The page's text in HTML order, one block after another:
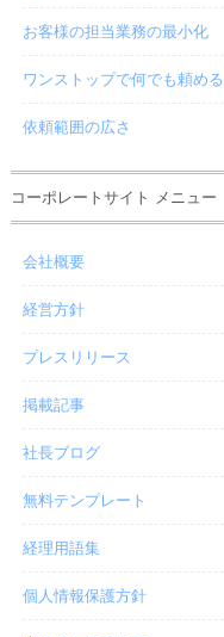
お客様の担当業務の最小化
ワンストップで何でも頼める
依頼範囲の広さ
コーポレートサイト メニュー
会社概要
経営方針
プレスリリース
掲載記事
社長ブログ
無料テンプレート
経理用語集
個人情報保護方針